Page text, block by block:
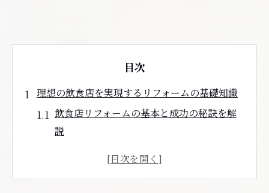
目次
理想の飲食店を実現するリフォームの基礎知識
飲食店リフォームの基本と成功の秘訣を解
説
リフォームで実現する理想店舗のポイント